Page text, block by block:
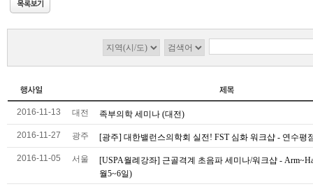
2016-11-13 대전 족부의학 세미나 (대전)
2016-11-27 광주 [광주] 대한밸런스의학회 실전! FST 심화 워크샵 - 연수평
2016-11-05 서울
[USPA월례강좌] 근골격계 초음파 세미나/워크샵 -
월5~6일)